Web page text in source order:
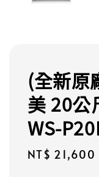
(全新原
美 20公
WS-
Sale
NT$ 21,600